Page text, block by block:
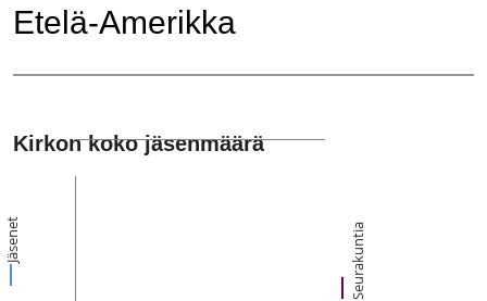
Etelä-Amerikka
Kirkon koko jäsenmäärä
Jäsenet Seurakuntia